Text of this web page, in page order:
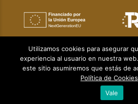
Aviso Legal|Política de Privacidad|
© Copyright 2024 | Diseño web:
Utilizamos cookies para asegurar
experiencia al usuario en nuestra
este sitio asumiremos que estás de
Política de Cookies
Vale